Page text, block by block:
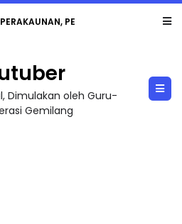
SOALAN 1 TRIAL OLEH CIKGU WAN...
Dimulakan oleh Guru-
Gemilang